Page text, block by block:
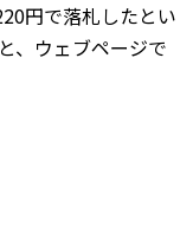
円で落札したとい
、ウェブページで